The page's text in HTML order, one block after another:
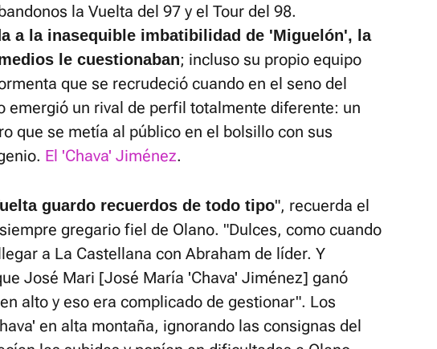
la Vuelta del 97 y el Tour del 98.
a la inasequible imbatibilidad de 'Miguelón', la
le cuestionaban; incluso su propio equipo
que se recrudeció cuando en el seno del
emergió un rival de perfil totalmente diferente: un
que se metía al público en el bolsillo con sus
El 'Chava' Jiménez.
guardo recuerdos de todo tipo", recuerda el
gregario fiel de Olano. "Dulces, como cuando
a La Castellana con Abraham de líder. Y
José Mari [José María 'Chava' Jiménez] ganó
alto y eso era complicado de gestionar". Los
en alta montaña, ignorando las consignas del